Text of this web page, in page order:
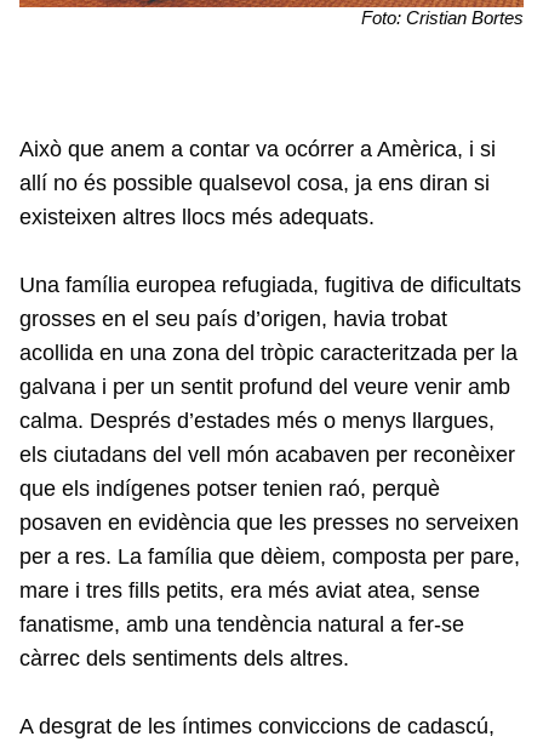
Foto: Cristian Bortes
Això que anem a contar va ocórrer a Amèrica, i si
allí no és possible qualsevol cosa, ja ens diran si
existeixen altres llocs més adequats.
Una família europea refugiada, fugitiva de dificultats
grosses en el seu país d’origen, havia trobat
acollida en una zona del tròpic caracteritzada per la
galvana i per un sentit profund del veure venir amb
calma. Després d’estades més o menys llargues,
els ciutadans del vell món acabaven per reconèixer
que els indígenes potser tenien raó, perquè
posaven en evidència que les presses no serveixen
per a res. La família que dèiem, composta per pare,
mare i tres fills petits, era més aviat atea, sense
fanatisme, amb una tendència natural a fer-se
càrrec dels sentiments dels altres.
A desgrat de les íntimes conviccions de cadascú,